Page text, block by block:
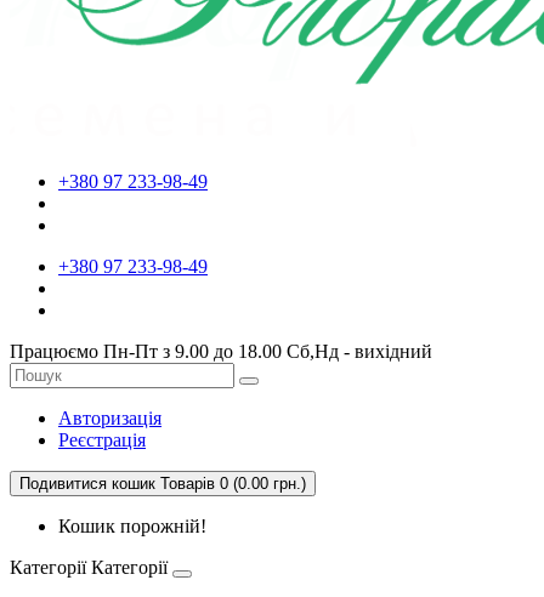
+380 97 233-98-49
+380 97 233-98-49
Працюємо Пн-Пт з 9.00 до 18.00 Сб,Нд - вихідний
Авторизація
Реєстрація
Подивитися кошик Товарів 0 (0.00 грн.)
Кошик порожній!
Категорії Категорії